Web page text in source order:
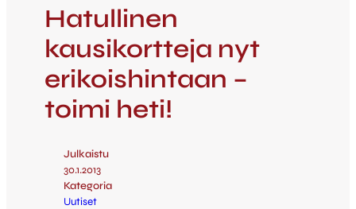
Hatullinen
kausikortteja nyt
erikoishintaan –
toimi heti!
Julkaistu
30.1.2013
Kategoria
Uutiset